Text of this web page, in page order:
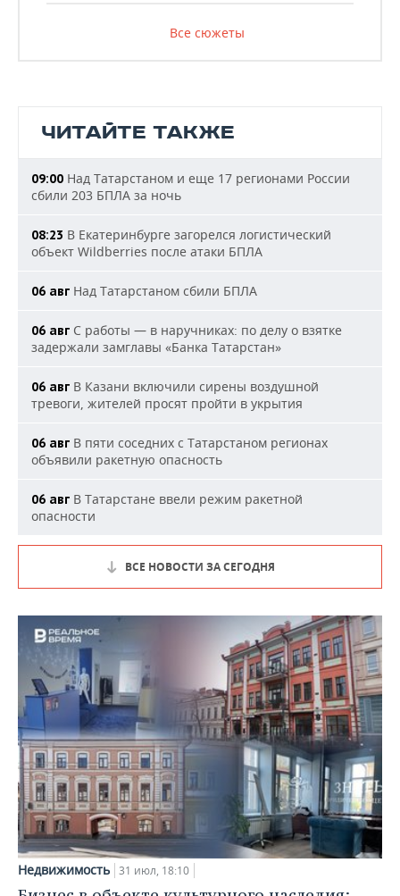
Все сюжеты
ЧИТАЙТЕ ТАКЖЕ
09:00 Над Татарстаном и еще 17 регионами России
сбили 203 БПЛА за ночь
08:23 В Екатеринбурге загорелся логистический
объект Wildberries после атаки БПЛА
06 авг Над Татарстаном сбили БПЛА
06 авг С работы — в наручниках: по делу о взятке
задержали замглавы «Банка Татарстан»
06 авг В Казани включили сирены воздушной
тревоги, жителей просят пройти в укрытия
06 авг В пяти соседних с Татарстаном регионах
объявили ракетную опасность
06 авг В Татарстане ввели режим ракетной
опасности
ВСЕ НОВОСТИ ЗА СЕГОДНЯ
Недвижимость 31 июл, 18:10